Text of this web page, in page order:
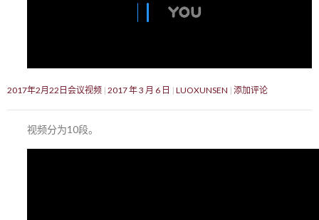
2017年2月22日会议视频 2017 年 3 月 6 日 LUOXUNSEN 添加评论
视频分为10段。